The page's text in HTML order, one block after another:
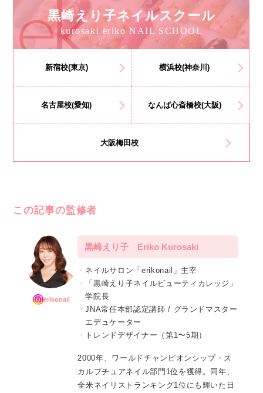
黒崎えり子ネイルスクール
kurosaki eriko NAIL SCHOOL
新宿校(東京) 横浜校(神奈川)
名古屋校(愛知) なんば心斎橋校(大阪)
大阪梅田校
この記事の監修者
erikonail
黒崎えり子 Eriko Kurosaki
ネイルサロン「erikonail」主宰
「黒崎えり子ネイルビューティカレッジ」
学院長
JNA常任本部認定講師 / グランドマスター
エデュケーター
トレンドデザイナー（第1〜5期）
2000年、ワールドチャンピオンシップ・ス
カルプチュアネイル部門1位を獲得。同年、
全米ネイリストランキング1位にも輝いた日